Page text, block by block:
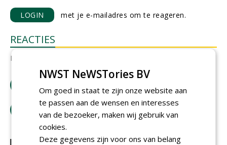
LOGIN met je e-mailadres om te reageren.
REACTIES
Er zijn nog geen reacties.
tip de redactie
NWST NeWSTories BV
Om goed in staat te zijn onze website aan
te passen aan de wensen en interesses
van de bezoeker, maken wij gebruik van
cookies.
Deze gegevens zijn voor ons van belang